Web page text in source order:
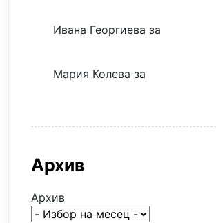
Ивана Георгиева за
Мария Колева за
Архив
Архив